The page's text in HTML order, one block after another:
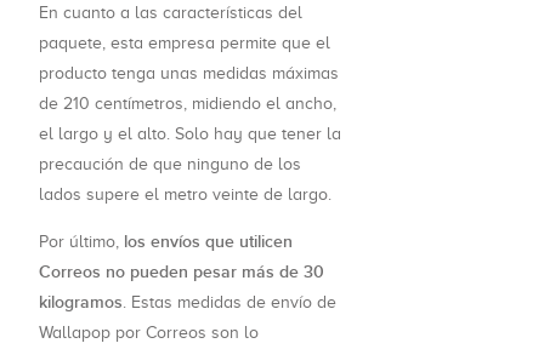
En cuanto a las características del
paquete, esta empresa permite que el
producto tenga unas medidas máximas
de 210 centímetros, midiendo el ancho,
el largo y el alto. Solo hay que tener la
precaución de que ninguno de los
lados supere el metro veinte de largo.
Por último, los envíos que utilicen
Correos no pueden pesar más de 30
kilogramos. Estas medidas de envío de
Wallapop por Correos son lo